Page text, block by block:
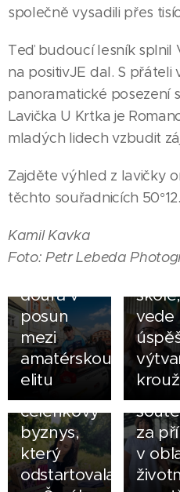
společně vysadili přes
Teď budoucí lesník splnil
na positivJE dal. S přáteli
panoramatické posezení
Lavička U Krtka je
mladých lidech vzbudit
Zajděte výhled z lavičky
těchto souřadnicích
Kamil Kavka
Foto: Petr Lebeda
06.08.2026
Jeseníčák
Tomáš
Janík si za
závodního
vozu plní
doufá v
posun
mezi
amatérskou
elitu
Šárka
vede
21.07.2026
Lenka
Kurečková
buduje
svůj
čelenkový
byznys,
který
odstartovala
v
za
v